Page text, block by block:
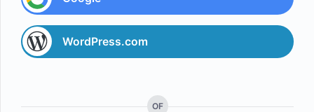
WordPress.com
OF